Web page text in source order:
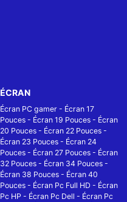
ÉCRAN
Écran PC gamer - Écran 17
Pouces - Écran 19 Pouces - Écran
20 Pouces - Écran 22 Pouces -
Écran 23 Pouces - Écran 24
Pouces - Écran 27 Pouces - Écran
32 Pouces - Écran 34 Pouces -
Écran 38 Pouces - Écran 40
Pouces - Écran Pc Full HD - Écran
Pc HP - Écran Pc Dell - Écran Pc